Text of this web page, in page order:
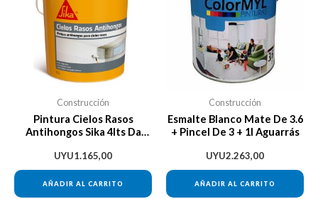
Construcción
Pintura Cielos Rasos
Antihongos Sika 4lts Da
UYU1.165,00
AÑADIR AL CARRITO
Construcción
Esmalte Blanco Mate De 3.6
+ Pincel De 3 + 1l Aguarrás
UYU2.263,00
AÑADIR AL CARRITO